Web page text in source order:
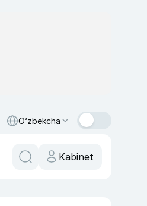
O‘zbekcha
Kabinet